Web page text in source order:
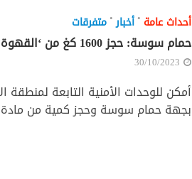
أحداث عامة • أخبار• متفرقات
حمام سوسة: حجز 1600 كغ من ‘القهوة’ في مخزن عشوائي
30/10/2023
أمكن للوحدات الأمنية التابعة
بجهة حمام سوسة وحجز كمية من مادة القهوة تقدر